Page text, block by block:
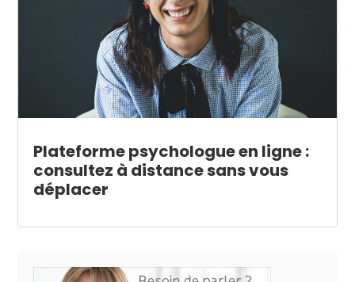
Plateforme psychologue en ligne :
consultez à distance sans vous
déplacer